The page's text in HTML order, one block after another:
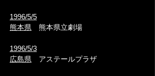
1996/5/5
熊本県 熊本県立劇場
1996/5/3
広島県 アステールプラザ